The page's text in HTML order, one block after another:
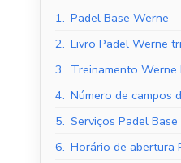
1. Padel Base Werne
2. Livro Padel Werne
3. Treinamento Werne
4. Número de campos
5. Serviços Padel
6. Horário de abertura